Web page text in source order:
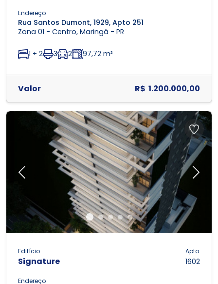
Endereço
Rua Santos Dumont, 1929, Apto 251
Zona 01 - Centro, Maringá - PR
1 + 2 3 2 97,72 m²
Valor R$ 1.200.000,00
Previous Next
Edifício
Signature
Apto
1602
Endereço